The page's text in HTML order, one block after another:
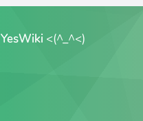
YesWiki <(^_^<)